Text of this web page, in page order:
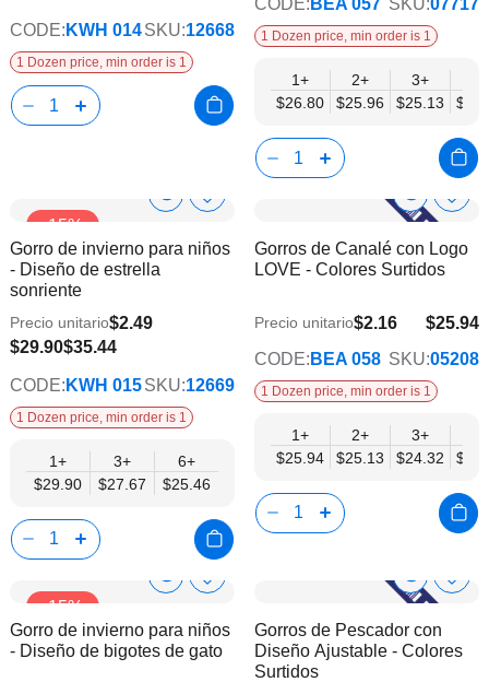
CODE: KWH 014SKU:12668
1 Dozen price, min order is 1
CODE: BEA 057 SKU:07717
1 Dozen price, min order is 1
1+
$26.80
2+
$25.96
3+
$25.13
-15%
Show
Info
Añadir
la
deseos
Gorro de invierno para niños
- Diseño de estrella
sonriente
$29.90$35.44
$25.46
Precio unitario$2.49
CODE: KWH 015SKU:12669
1 Dozen price, min order is 1
1+
$29.90
3+
$27.67
6+
$25.46
Show
Product
Info la
Gorros de Canalé con Logo
LOVE - Colores Surtidos
$25.94
$21.07
Precio unitario$2.16
CODE: BEA 058 SKU:05208
1 Dozen price, min order is 1
1+
$25.94
2+
$25.13
3+
$24.32
-15%
Show
Info
Añadir
la
lista
Gorro de invierno para niños
- Diseño de bigotes de gato
Show
Product
Info
lista
Gorros de Pescador con
Diseño Ajustable - Colores
Surtidos
Corchet Flower & Bouquet Displays